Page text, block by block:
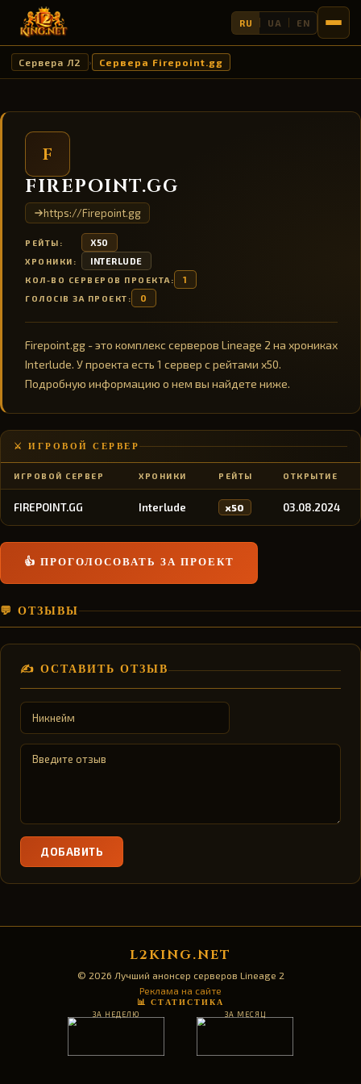
RU UA EN
Сервера Л2 › Сервера Firepoint.gg
F
FIREPOINT.GG
https://Firepoint.gg
РЕЙТЫ: X50
ХРОНИКИ: INTERLUDE
КОЛ-ВО СЕРВЕРОВ ПРОЕКТА: 1
ГОЛОСІВ ЗА ПРОЕКТ: 0
Firepoint.gg - это комплекс серверов Lineage 2 на хрониках
Interlude. У проекта есть 1 сервер с рейтами x50.
Подробную информацию о нем вы найдете ниже.
⚔️ ИГРОВОЙ СЕРВЕР
ИГРОВОЙ СЕРВЕР ХРОНИКИ РЕЙТЫ ОТКРЫТИЕ
FIREPOINT.GG Interlude x50 03.08.2024
👍 ПРОГОЛОСОВАТЬ ЗА ПРОЕКТ
💬 ОТЗЫВЫ
✍️ ОСТАВИТЬ ОТЗЫВ
ДОБАВИТЬ
L2KING.NET
© 2026 Лучший анонсер серверов Lineage 2
Реклама на сайте
📊 СТАТИСТИКА
ЗА НЕДЕЛЮ ЗА МЕСЯЦ